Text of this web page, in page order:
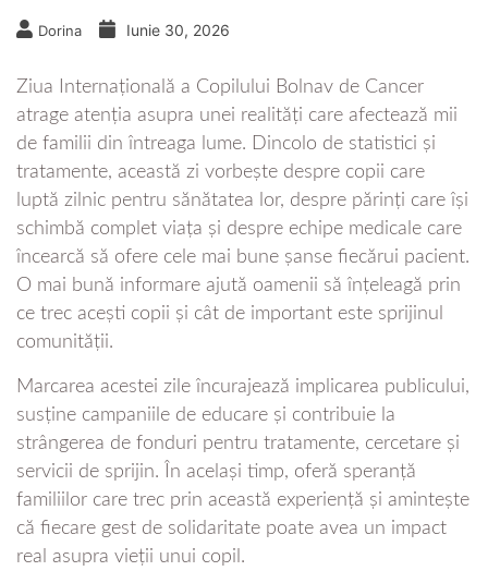
Dorina Iunie 30, 2026
Ziua Internațională a Copilului Bolnav de Cancer
atrage atenția asupra unei realități care afectează mii
de familii din întreaga lume. Dincolo de statistici și
tratamente, această zi vorbește despre copii care
luptă zilnic pentru sănătatea lor, despre părinți care își
schimbă complet viața și despre echipe medicale care
încearcă să ofere cele mai bune șanse fiecărui pacient.
O mai bună informare ajută oamenii să înțeleagă prin
ce trec acești copii și cât de important este sprijinul
comunității.
Marcarea acestei zile încurajează implicarea publicului,
susține campaniile de educare și contribuie la
strângerea de fonduri pentru tratamente, cercetare și
servicii de sprijin. În același timp, oferă speranță
familiilor care trec prin această experiență și amintește
că fiecare gest de solidaritate poate avea un impact
real asupra vieții unui copil.